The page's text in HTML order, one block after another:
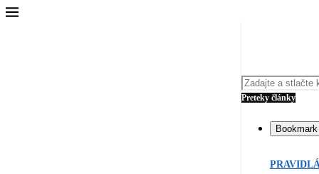
Preteky články
Bookmark